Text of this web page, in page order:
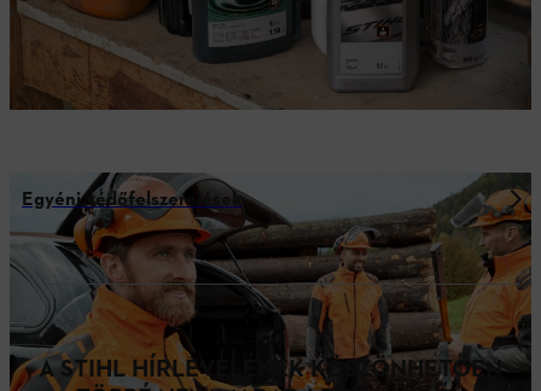
Egyéni védőfelszerelések
A STIHL HÍRLEVELÉNEK KÖSZÖNHETŐEN